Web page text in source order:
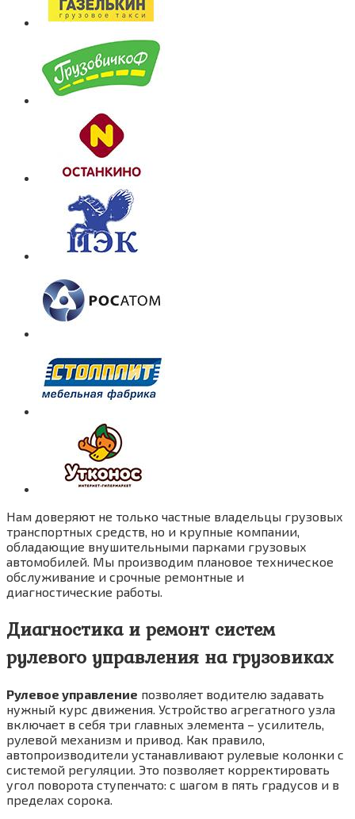
Нам доверяют не только частные владельцы грузовых
транспортных средств, но и крупные компании,
обладающие внушительными парками грузовых
автомобилей. Мы производим плановое техническое
обслуживание и срочные ремонтные и
диагностические работы.
Диагностика и ремонт систем
рулевого управления на грузовиках
Рулевое управление позволяет водителю задавать
нужный курс движения. Устройство агрегатного узла
включает в себя три главных элемента – усилитель,
рулевой механизм и привод. Как правило,
автопроизводители устанавливают рулевые колонки с
системой регуляции. Это позволяет корректировать
угол поворота ступенчато: с шагом в пять градусов и в
пределах сорока.